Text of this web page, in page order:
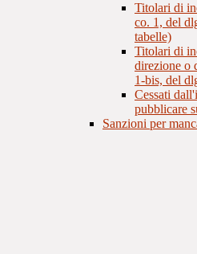
Titolari di
co. 1, del
tabelle)
Titolari di
direzione o
1-bis, del
Cessati
pubblicare
Sanzioni per